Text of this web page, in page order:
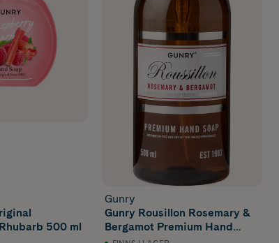
500 ml
Gunry
Gunry Rousillon Rosemary &
Bergamot Premium Hand